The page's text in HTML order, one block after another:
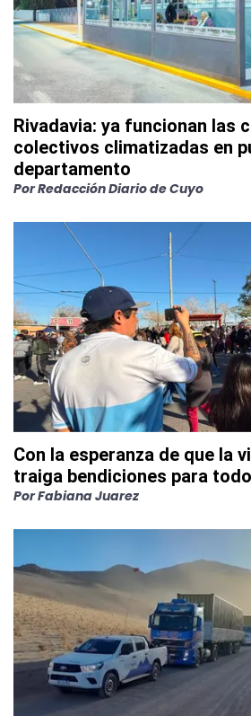
Rivadavia: ya funcionan las
colectivos climatizadas en
departamento
PorRedacción Diario de Cuyo
Con la esperanza de que la
traiga bendiciones para
PorFabiana Juarez